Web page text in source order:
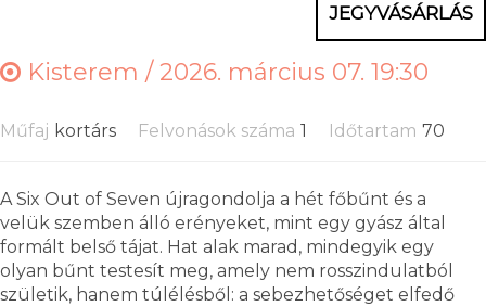
JEGYVÁSÁRLÁS
Kisterem /2026. március 07. 19:30
Műfaj kortárs Felvonások száma 1 Időtartam 70
A Six Out of Seven újragondolja a hét főbűnt és a
velük szemben álló erényeket, mint egy gyász által
formált belső tájat. Hat alak marad, mindegyik egy
olyan bűnt testesít meg, amely nem rosszindulatból
születik, hanem túlélésből: a sebezhetőséget elfedő